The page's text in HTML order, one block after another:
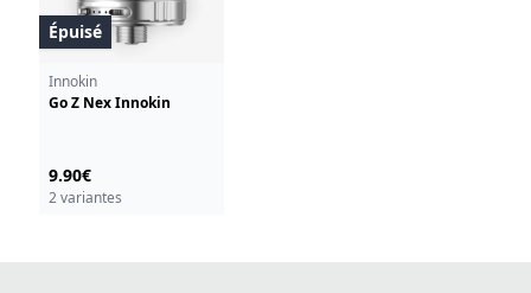
Épuisé
Innokin
Go Z Nex Innokin
9.90€
2 variantes